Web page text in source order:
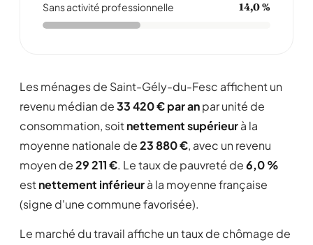
Sans activité professionnelle 14,0 %
Les ménages de Saint-Gély-du-Fesc affichent un
revenu médian de33 420 € par anpar unité de
consommation, soitnettement supérieurà la
moyenne nationale de23 880 €, avec un revenu
moyen de29 211 €. Le taux de pauvreté de6,0 %
estnettement inférieurà la moyenne française
(signe d'une commune favorisée).
Le marché du travail affiche un taux de chômage de